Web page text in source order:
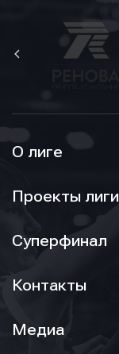
О лиге
Проекты лиги
Суперфинал
Контакты
Медиа